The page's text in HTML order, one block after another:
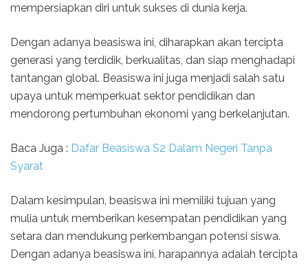
mempersiapkan diri untuk sukses di dunia kerja.
Dengan adanya beasiswa ini, diharapkan akan tercipta
generasi yang terdidik, berkualitas, dan siap menghadapi
tantangan global. Beasiswa ini juga menjadi salah satu
upaya untuk memperkuat sektor pendidikan dan
mendorong pertumbuhan ekonomi yang berkelanjutan.
Baca Juga : Dafar Beasiswa S2 Dalam Negeri Tanpa
Syarat
Dalam kesimpulan, beasiswa ini memiliki tujuan yang
mulia untuk memberikan kesempatan pendidikan yang
setara dan mendukung perkembangan potensi siswa.
Dengan adanya beasiswa ini, harapannya adalah tercipta